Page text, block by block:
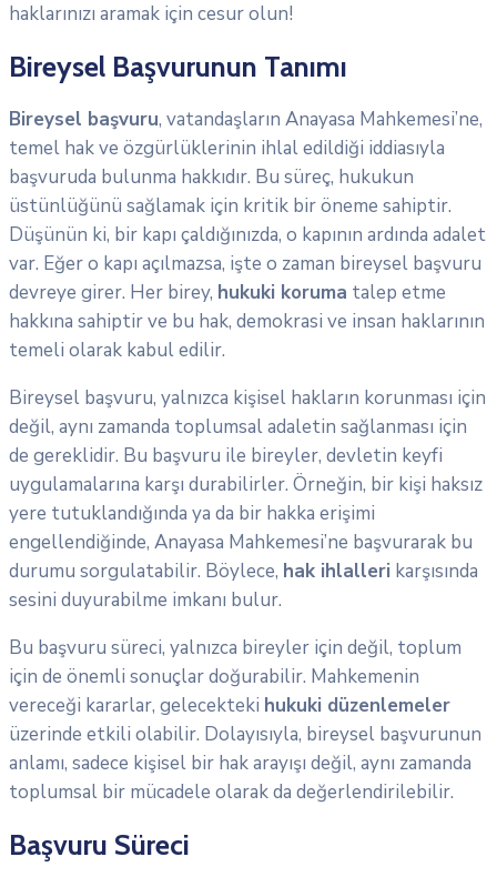
haklarınızı aramak için cesur olun!
Bireysel Başvurunun Tanımı
Bireysel başvuru, vatandaşların Anayasa Mahkemesi’ne,
temel hak ve özgürlüklerinin ihlal edildiği iddiasıyla
başvuruda bulunma hakkıdır. Bu süreç, hukukun
üstünlüğünü sağlamak için kritik bir öneme sahiptir.
Düşünün ki, bir kapı çaldığınızda, o kapının ardında adalet
var. Eğer o kapı açılmazsa, işte o zaman bireysel başvuru
devreye girer. Her birey, hukuki koruma talep etme
hakkına sahiptir ve bu hak, demokrasi ve insan haklarının
temeli olarak kabul edilir.
Bireysel başvuru, yalnızca kişisel hakların korunması için
değil, aynı zamanda toplumsal adaletin sağlanması için
de gereklidir. Bu başvuru ile bireyler, devletin keyfi
uygulamalarına karşı durabilirler. Örneğin, bir kişi haksız
yere tutuklandığında ya da bir hakka erişimi
engellendiğinde, Anayasa Mahkemesi’ne başvurarak bu
durumu sorgulatabilir. Böylece, hak ihlalleri karşısında
sesini duyurabilme imkanı bulur.
Bu başvuru süreci, yalnızca bireyler için değil, toplum
için de önemli sonuçlar doğurabilir. Mahkemenin
vereceği kararlar, gelecekteki hukuki düzenlemeler
üzerinde etkili olabilir. Dolayısıyla, bireysel başvurunun
anlamı, sadece kişisel bir hak arayışı değil, aynı zamanda
toplumsal bir mücadele olarak da değerlendirilebilir.
Başvuru Süreci